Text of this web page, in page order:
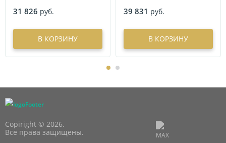
31 826 руб.
В КОРЗИНУ
39 831 руб.
В КОРЗИНУ
Copiright © 2026.
Все права защищены.